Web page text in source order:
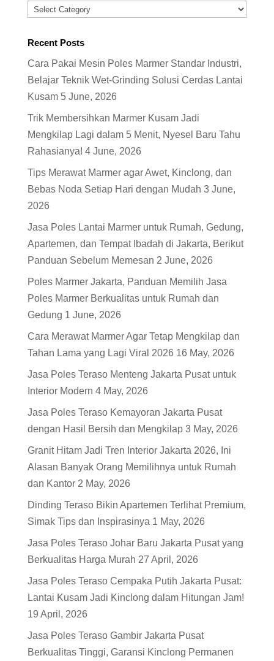
Categories
Recent Posts
Cara Pakai Mesin Poles Marmer Standar Industri,
Belajar Teknik Wet-Grinding Solusi Cerdas Lantai
Kusam 5 June, 2026
Trik Membersihkan Marmer Kusam Jadi
Mengkilap Lagi dalam 5 Menit, Nyesel Baru Tahu
Rahasianya! 4 June, 2026
Tips Merawat Marmer agar Awet, Kinclong, dan
Bebas Noda Setiap Hari dengan Mudah 3 June,
2026
Jasa Poles Lantai Marmer untuk Rumah, Gedung,
Apartemen, dan Tempat Ibadah di Jakarta, Berikut
Panduan Sebelum Memesan 2 June, 2026
Poles Marmer Jakarta, Panduan Memilih Jasa
Poles Marmer Berkualitas untuk Rumah dan
Gedung 1 June, 2026
Cara Merawat Marmer Agar Tetap Mengkilap dan
Tahan Lama yang Lagi Viral 2026 16 May, 2026
Jasa Poles Teraso Menteng Jakarta Pusat untuk
Interior Modern 4 May, 2026
Jasa Poles Teraso Kemayoran Jakarta Pusat
dengan Hasil Bersih dan Mengkilap 3 May, 2026
Granit Hitam Jadi Tren Interior Jakarta 2026, Ini
Alasan Banyak Orang Memilihnya untuk Rumah
dan Kantor 2 May, 2026
Dinding Teraso Bikin Apartemen Terlihat Premium,
Simak Tips dan Inspirasinya 1 May, 2026
Jasa Poles Teraso Johar Baru Jakarta Pusat yang
Berkualitas Harga Murah 27 April, 2026
Jasa Poles Teraso Cempaka Putih Jakarta Pusat:
Lantai Kusam Jadi Kinclong dalam Hitungan Jam!
19 April, 2026
Jasa Poles Teraso Gambir Jakarta Pusat
Berkualitas Tinggi, Garansi Kinclong Permanen